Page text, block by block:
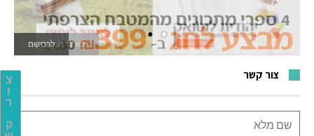
צ
ו
ר
ק
לאתר המשחקים
צור קשר